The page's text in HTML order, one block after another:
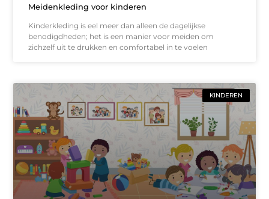
Meidenkleding voor kinderen
Kinderkleding is eel meer dan alleen de dagelijkse
benodigdheden; het is een manier voor meiden om
zichzelf uit te drukken en comfortabel in te voelen
KINDEREN